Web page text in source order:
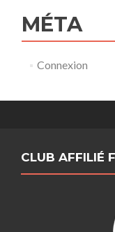
MÉTA
Connexion
CLUB AFFILIÉ